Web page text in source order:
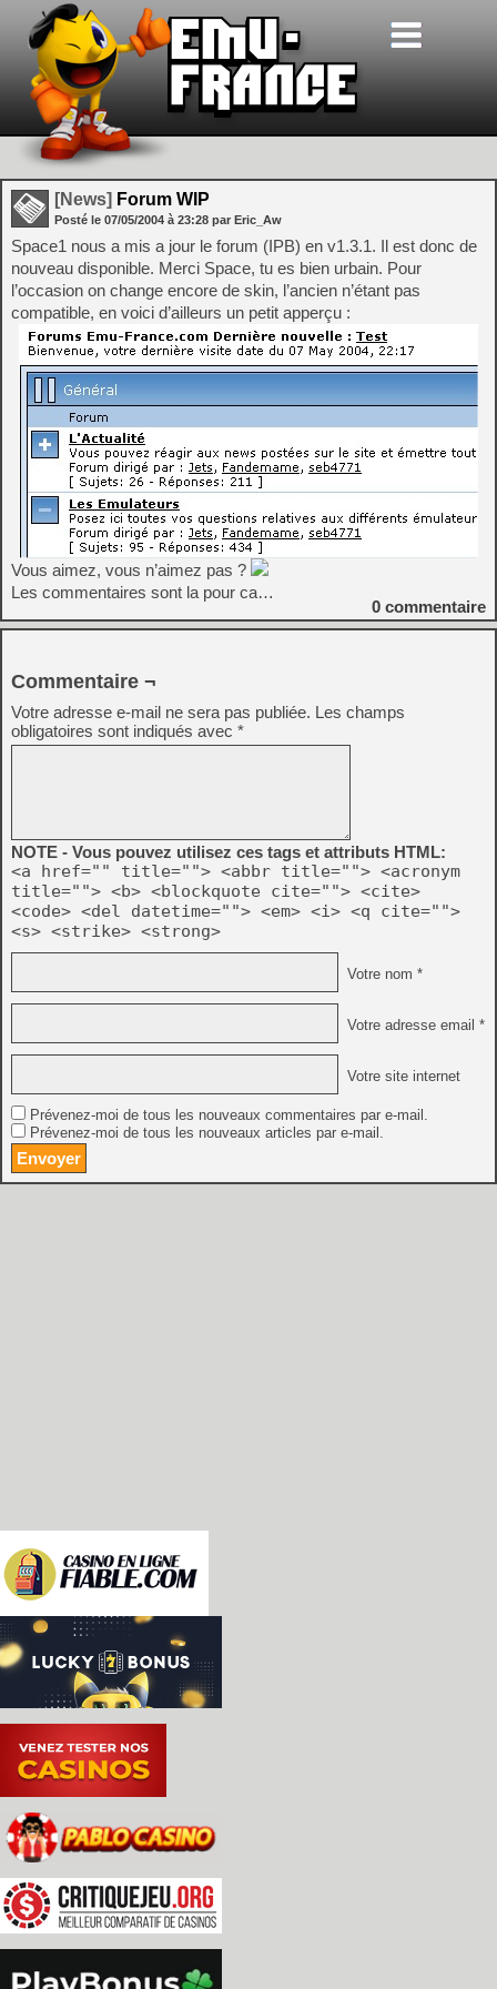
[News] Forum WIP
Posté le 07/05/2004 à 23:28 par Eric_Aw
Space1 nous a mis a jour le forum (IPB) en v1.3.1. Il est donc de
nouveau disponible. Merci Space, tu es bien urbain. Pour
l’occasion on change encore de skin, l’ancien n’étant pas
compatible, en voici d’ailleurs un petit apperçu :
Vous aimez, vous n’aimez pas ?
Les commentaires sont la pour ca…
0 commentaire
Commentaire ¬
Votre adresse e-mail ne sera pas publiée. Les champs
obligatoires sont indiqués avec *
NOTE - Vous pouvez utilisez ces tags et attributs HTML:
<a href="" title=""> <abbr title=""> <acronym
title=""> <b> <blockquote cite=""> <cite>
<code> <del datetime=""> <em> <i> <q cite="">
<s> <strike> <strong>
Votre nom *
Votre adresse email *
Votre site internet
Prévenez-moi de tous les nouveaux commentaires par e-mail.
Prévenez-moi de tous les nouveaux articles par e-mail.